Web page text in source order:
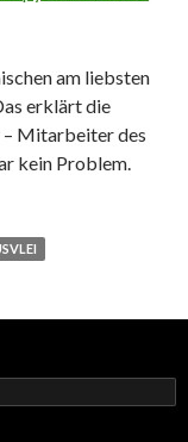
am liebsten
erklärt die
Mitarbeiter des
kein Problem.